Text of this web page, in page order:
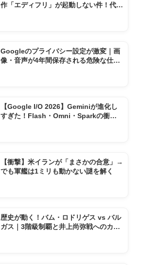
作「エディフリ」が起動しない件！代わ
Googleのプライバシー設定が激変｜画
像・音声が4年間保存される危険な仕様
【Google I/O 2026】Geminiが進化し
すぎた！Flash・Omni・Sparkの衝撃
【衝撃】米イランが「まさかの合意」→
でも軍艦は1ミリも動かない謎を解く
歴史が動く！バム・ロドリゲス vs バル
ガス｜3階級制覇と井上尚弥戦へのカウ